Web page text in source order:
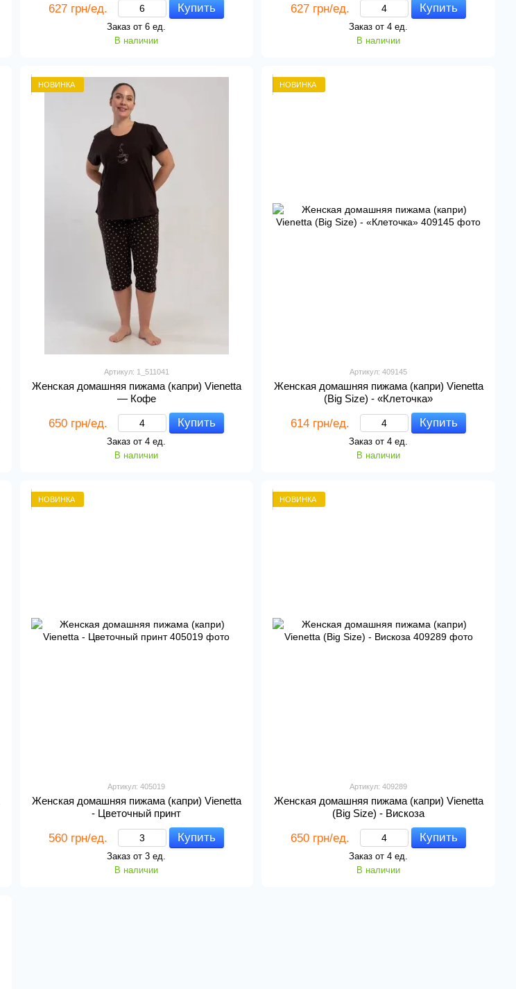
627 грн/ед. Купить
Заказ от 6 ед.
В наличии
627 грн/ед. Купить
Заказ от 4 ед.
В наличии
НОВИНКА
Артикул: 1_511041
Женская домашняя пижама (капри) Vienetta
— Кофе
650 грн/ед. Купить
Заказ от 4 ед.
В наличии
НОВИНКА
Артикул: 409145
Женская домашняя пижама (капри) Vienetta
(Big Size) - «Клеточка»
614 грн/ед. Купить
Заказ от 4 ед.
В наличии
НОВИНКА
Артикул: 405019
Женская домашняя пижама (капри) Vienetta
- Цветочный принт
560 грн/ед. Купить
Заказ от 3 ед.
В наличии
НОВИНКА
Артикул: 409289
Женская домашняя пижама (капри) Vienetta
(Big Size) - Вискоза
650 грн/ед. Купить
Заказ от 4 ед.
В наличии